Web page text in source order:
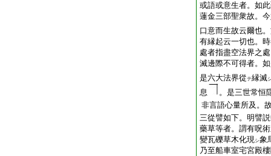
或語或意生者。如
蓮金三部聖衆故。
口意而生故云爾也
有縁起云一切也。
處者指盡空法界之
滅邊際不可得者。
是六大法界從テ縁滅
息
。是三世常恒
非言語心量所及。
三從譬如下。明譬
藥草等者。謂有呪
變瓦礫草木化現シ象
乃至船車室宅宮殿